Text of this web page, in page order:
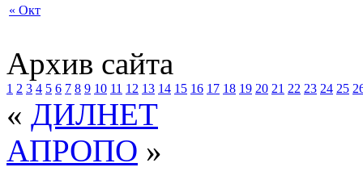
« Окт
Архив сайта
1 2 3 4 5 6 7 8 9 10 11 12 13 14 15 16 17 18 19 20 21 22 23 24 25
« ДИЛНЕТ
АПРОПО »